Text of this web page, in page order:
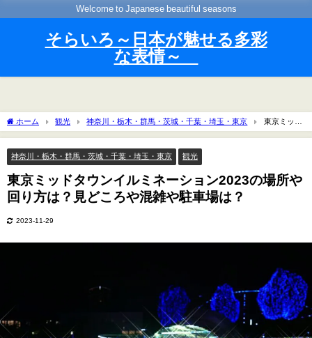
Welcome to Japanese beautiful seasons
そらいろ～日本が魅せる多彩
な表情～
ホーム 観光 神奈川・栃木・群馬・茨城・千葉・埼玉・東京
東京ミッド
タウンイルミネーション2023の場所や回り方は？見どころや混雑や駐車場は？
神奈川・栃木・群馬・茨城・千葉・埼玉・東京 観光
東京ミッドタウンイルミネーション2023の場所や
回り方は？見どころや混雑や駐車場は？
2023-11-29